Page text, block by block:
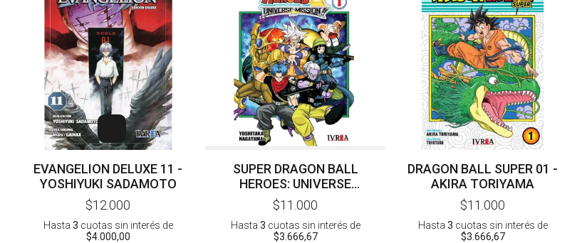
EVANGELION DELUXE 11 -
YOSHIYUKI SADAMOTO
$12.000
Hasta 3 cuotas sin interés de
$4.000,00
SUPER DRAGON BALL
HEROES: UNIVERSE
MISSION 01 - TORIYAMA -
NAGAYAMA
$11.000
Hasta 3 cuotas sin interés de
$3.666,67
DRAGON BALL SUPER 01 -
AKIRA TORIYAMA
$11.000
Hasta 3 cuotas sin interés de
$3.666,67